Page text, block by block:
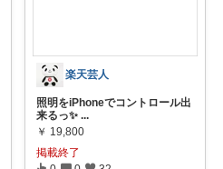
楽天芸人
照明をiPhoneでコントロール出
来るっ✨ ...
￥ 19,800
掲載終了